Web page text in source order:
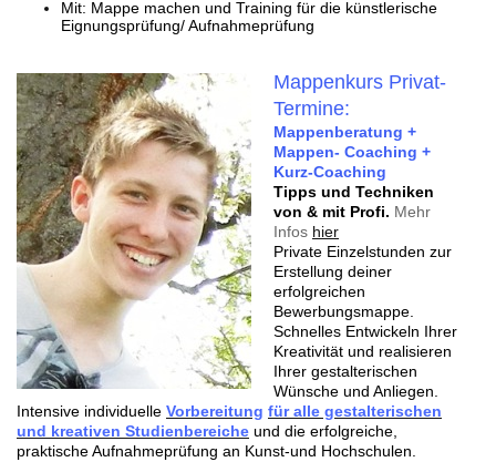
Mit: Mappe machen und Training für die künstlerische
Eignungsprüfung/ Aufnahmeprüfung
Mappenkurs Privat-
Termine:
Mappenberatung +
Mappen- Coaching +
Kurz-Coaching
Tipps und Techniken
von & mit Profi. Mehr
Infos hier
Private Einzelstunden zur
Erstellung deiner
erfolgreichen
Bewerbungsmappe.
Schnelles Entwickeln Ihrer
Kreativität und realisieren
Ihrer gestalterischen
Wünsche und Anliegen.
Intensive individuelle Vorbereitung für alle gestalterischen
und kreativen Studienbereiche und die erfolgreiche,
praktische Aufnahmeprüfung an Kunst-und Hochschulen.